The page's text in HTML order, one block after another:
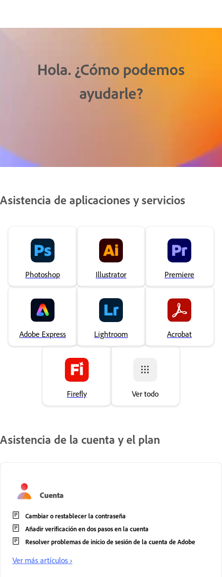
Hola. ¿Cómo podemos
ayudarle?
Asistencia de aplicaciones y servicios
Photoshop Illustrator Premiere
Adobe Express Lightroom Acrobat
Firefly Ver todo
Asistencia de la cuenta y el plan
Cuenta
Cambiar o restablecer la contraseña
Añadir verificación en dos pasos en la cuenta
Resolver problemas de inicio de sesión de la cuenta de Adobe
Ver más artículos ›